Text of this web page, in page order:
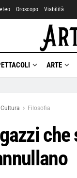
Oroscopo Viabilità
ARTE
Cultura Filosofia